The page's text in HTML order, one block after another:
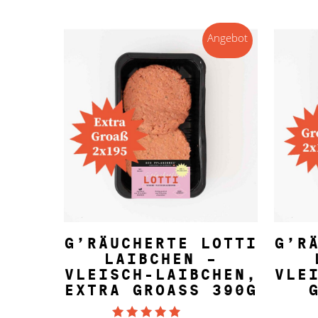
Angebot
IN DEN WARENKORB
G’RÄUCHERTE LOTTI
LAIBCHEN –
VLEISCH-LAIBCHEN,
EXTRA GROASS 390G